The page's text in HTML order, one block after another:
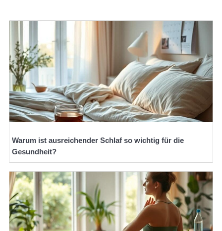
Warum ist ausreichender Schlaf so wichtig für die
Gesundheit?